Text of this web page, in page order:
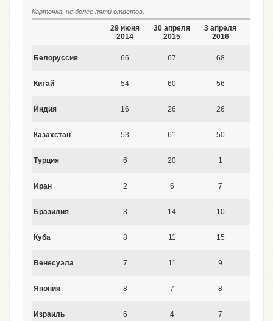
Карточка, не более пяти ответов.
29 июня
2014
30 апреля
2015
3 апреля
2016
Белоруссия 66 67 68
Китай 54 60 56
Индия 16 26 26
Казахстан 53 61 50
Турция 6 20 1
Иран 2 6 7
Бразилия 3 14 10
Куба 8 11 15
Венесуэла 7 11 9
Япония 8 7 8
Израиль 6 4 7